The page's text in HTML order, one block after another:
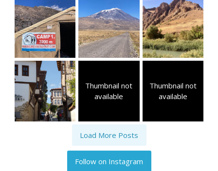
Thumbnail not
available
Thumbnail not
available
Load More Posts
Follow on Instagram